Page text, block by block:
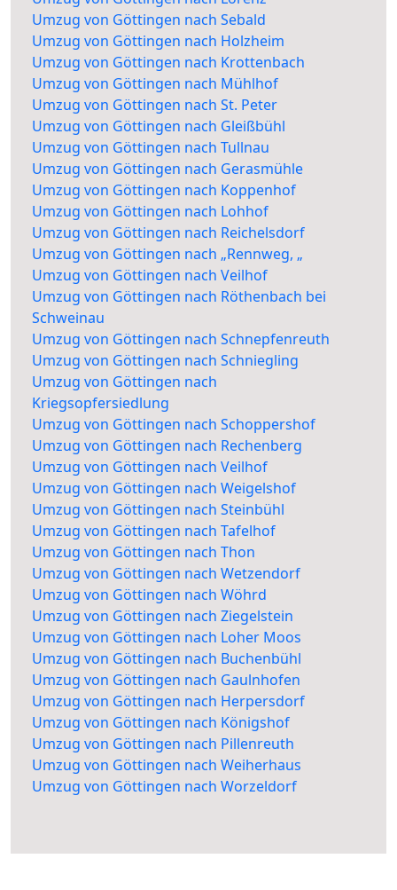
Umzug von Göttingen nach Sebald
Umzug von Göttingen nach Holzheim
Umzug von Göttingen nach Krottenbach
Umzug von Göttingen nach Mühlhof
Umzug von Göttingen nach St. Peter
Umzug von Göttingen nach Gleißbühl
Umzug von Göttingen nach Tullnau
Umzug von Göttingen nach Gerasmühle
Umzug von Göttingen nach Koppenhof
Umzug von Göttingen nach Lohhof
Umzug von Göttingen nach Reichelsdorf
Umzug von Göttingen nach „Rennweg, „
Umzug von Göttingen nach Veilhof
Umzug von Göttingen nach Röthenbach bei
Schweinau
Umzug von Göttingen nach Schnepfenreuth
Umzug von Göttingen nach Schniegling
Umzug von Göttingen nach
Kriegsopfersiedlung
Umzug von Göttingen nach Schoppershof
Umzug von Göttingen nach Rechenberg
Umzug von Göttingen nach Veilhof
Umzug von Göttingen nach Weigelshof
Umzug von Göttingen nach Steinbühl
Umzug von Göttingen nach Tafelhof
Umzug von Göttingen nach Thon
Umzug von Göttingen nach Wetzendorf
Umzug von Göttingen nach Wöhrd
Umzug von Göttingen nach Ziegelstein
Umzug von Göttingen nach Loher Moos
Umzug von Göttingen nach Buchenbühl
Umzug von Göttingen nach Gaulnhofen
Umzug von Göttingen nach Herpersdorf
Umzug von Göttingen nach Königshof
Umzug von Göttingen nach Pillenreuth
Umzug von Göttingen nach Weiherhaus
Umzug von Göttingen nach Worzeldorf